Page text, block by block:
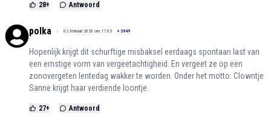
28+ Antwoord
polka 02 februari 2026 om 17:05 + 3949
Hopenlijk krijgt dit schurftige misbaksel eerdaags spontaan last van
een ernstige vorm van vergeetachtigheid. En vergeet ze op een
zonovergeten lentedag wakker te worden. Onder het motto: Clowntje
Sanne krijgt haar verdiende loontje.
27+ Antwoord